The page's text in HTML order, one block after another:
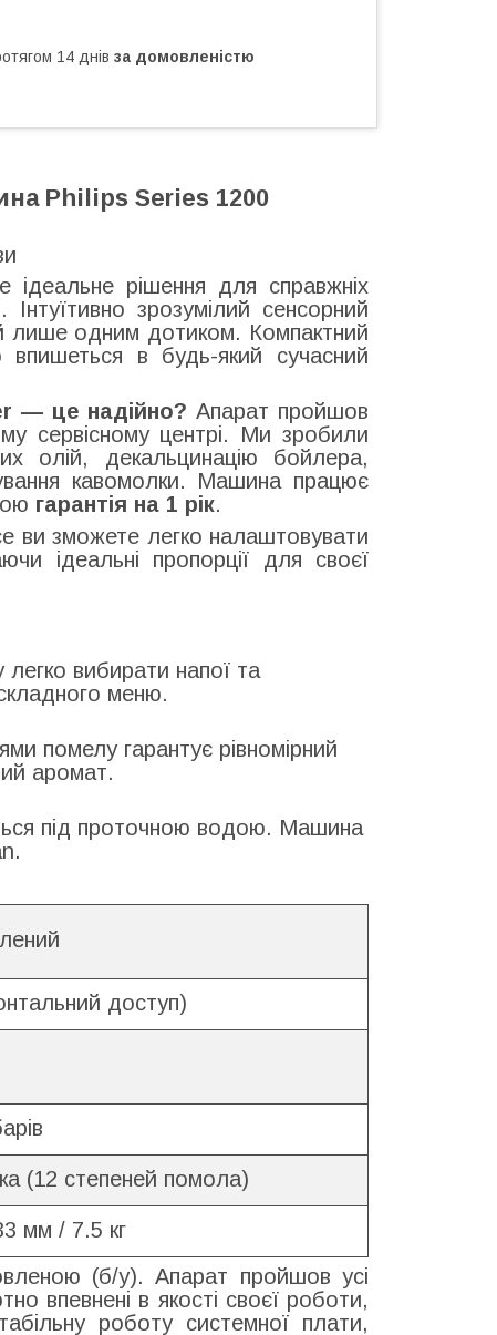
14 днів за домовленістю
Philips Series 1200
рішення для справжніх
зрозумілий сенсорний
лише одним дотиком. Компактний
впишеться в будь-який сучасний
— це надійно? Апарат пройшов
сервісному центрі. Ми зробили
олій, декальцинацію бойлера,
кавомолки. Машина працює
гарантія на 1 рік.
ви зможете легко налаштовувати
ідеальні пропорції для своєї
вибирати напої та
меню.
помелу гарантує рівномірний
аромат.
під проточною водою. Машина
доступ)
(12 степеней помола)
мм / 7.5 кг
(б/у). Апарат пройшов усі
впевнені в якості своєї роботи,
роботу системної плати,